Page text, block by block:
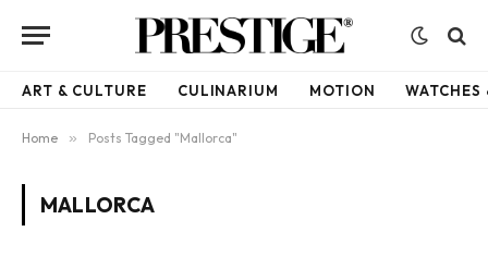
ART & CULTURE CULINARIUM MOTION WATCHES
Home » Posts Tagged "Mallorca"
MALLORCA